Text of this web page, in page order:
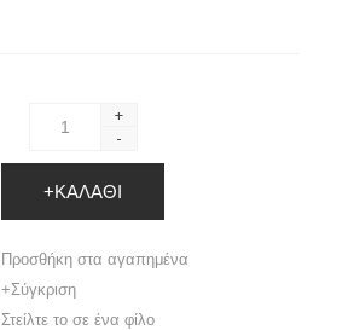
+
-
+ΚΑΛΆΘΙ
Προσθήκη στα αγαπημένα
+Σύγκριση
Στείλτε το σε ένα φίλο